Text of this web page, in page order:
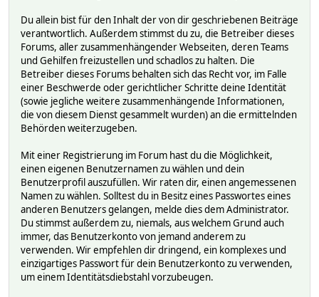
Du allein bist für den Inhalt der von dir geschriebenen Beiträge
verantwortlich. Außerdem stimmst du zu, die Betreiber dieses
Forums, aller zusammenhängender Webseiten, deren Teams
und Gehilfen freizustellen und schadlos zu halten. Die
Betreiber dieses Forums behalten sich das Recht vor, im Falle
einer Beschwerde oder gerichtlicher Schritte deine Identität
(sowie jegliche weitere zusammenhängende Informationen,
die von diesem Dienst gesammelt wurden) an die ermittelnden
Behörden weiterzugeben.
Mit einer Registrierung im Forum hast du die Möglichkeit,
einen eigenen Benutzernamen zu wählen und dein
Benutzerprofil auszufüllen. Wir raten dir, einen angemessenen
Namen zu wählen. Solltest du in Besitz eines Passwortes eines
anderen Benutzers gelangen, melde dies dem Administrator.
Du stimmst außerdem zu, niemals, aus welchem Grund auch
immer, das Benutzerkonto von jemand anderem zu
verwenden. Wir empfehlen dir dringend, ein komplexes und
einzigartiges Passwort für dein Benutzerkonto zu verwenden,
um einem Identitätsdiebstahl vorzubeugen.